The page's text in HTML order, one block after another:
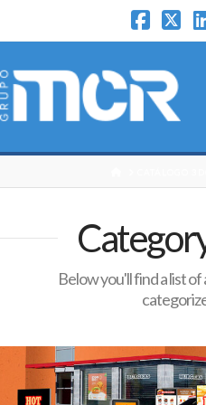
Below you'll find a list